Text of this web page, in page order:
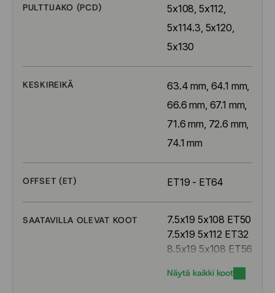
PULTTIJAKO (PCD)
5x108, 5x112,
5x114.3, 5x120,
5x130
KESKIREIKÄ
63.4 mm, 64.1 mm,
66.6 mm, 67.1 mm,
71.6 mm, 72.6 mm,
74.1 mm
OFFSET (ET) ET19 - ET64
SAATAVILLA OLEVAT KOOT
7.5x19 5x108 ET50
7.5x19 5x112 ET32
8.5x19 5x108 ET56
8.5x19 5x112 ET29
Näytä kaikki koot